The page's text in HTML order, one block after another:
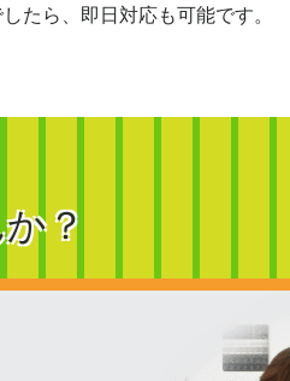
たら、即日対応も可能です。
？